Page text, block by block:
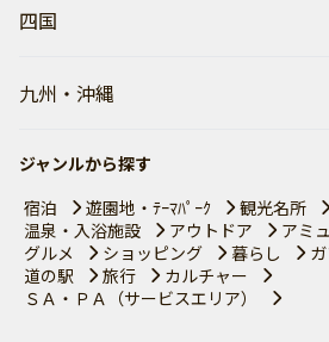
四国
九州・沖縄
ジャンルから探す
宿泊
遊園地・ﾃｰﾏﾊﾟｰｸ 観光名所
温泉・入浴施設
アウトドア
アミ
グルメ
ショッピング 暮らし
道の駅
旅行
カルチャー
ＳＡ・ＰＡ（サービスエリア）